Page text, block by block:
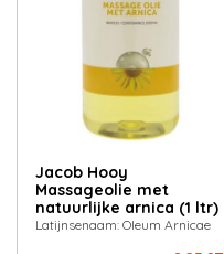
Jacob Hooy
Massageolie met
natuurlijke arnica (1 ltr)
Latijnsenaam: Oleum Arnicae